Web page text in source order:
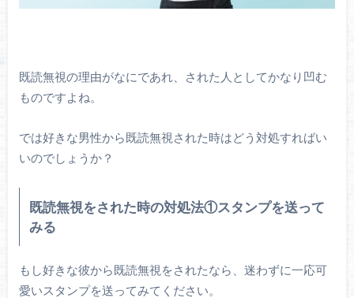
既読無視の理由がなにであれ、された人としてかなり凹む
ものですよね。
では好きな男性から既読無視された時はどう対処すればい
いのでしょうか？
既読無視をされた時の対処法①スタンプを送って
みる
もし好きな彼から既読無視をされたなら、迷わずに一応可
愛いスタンプを送ってみてください。